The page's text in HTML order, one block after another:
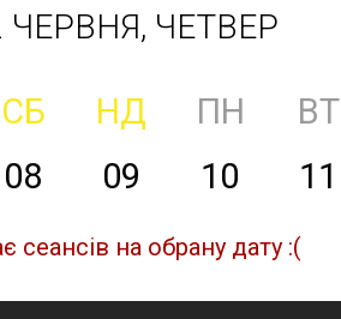
ЧЕРВНЯ, ЧЕТВЕР
СБ НД ПН ВТ
08 09 10 11
сеансів на обрану дату :(